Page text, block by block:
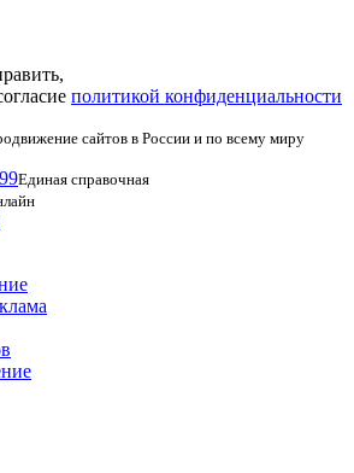
политикой конфиденциальности
сайтов в России и по всему миру
Единая справочная